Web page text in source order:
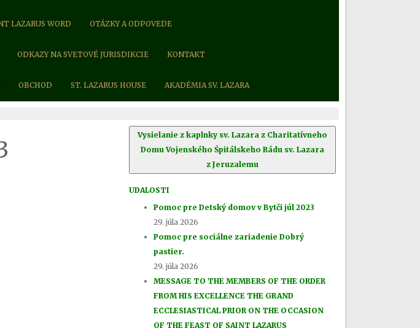
LAZARUS WORD OTÁZKY A ODPOVEDE
ODKAZY NA SVETOVÉ JURISDIKCIE KONTAKT
OBCHOD ST. LAZARUS HOUSE AKADÉMIA SV. LAZARA
Vysielanie z kaplnky sv. Lazara z Charitatívneho
Domu Vojenského Śpitálskeho Rádu sv. Lazara
z Jeruzalemu
UDALOSTI
Pomoc pre Detský domov v Bytči júl 2023
29. júla 2026
Pomoc pre sociálne zariadenie Dobrý
pastier.
29. júla 2026
MESSAGE TO THE MEMBERS OF THE ORDER
FROM HIS EXCELLENCE THE GRAND
ECCLESIASTICAL PRIOR ON THE OCCASION
OF THE FEAST OF SAINT LAZARUS